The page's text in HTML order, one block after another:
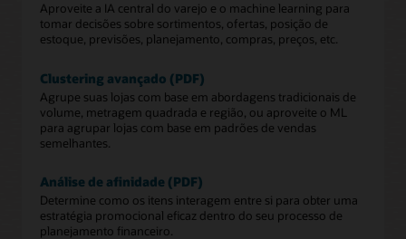
Aproveite a IA central do varejo e o machine learning para
tomar decisões sobre sortimentos, ofertas, posição de
estoque, previsões, planejamento, compras, preços, etc.
Clustering avançado (PDF)
Agrupe suas lojas com base em abordagens tradicionais de
volume, metragem quadrada e região, ou aproveite o ML
para agrupar lojas com base em padrões de vendas
semelhantes.
Análise de afinidade (PDF)
Determine como os itens interagem entre si para obter uma
estratégia promocional eficaz dentro do seu processo de
planejamento financeiro.